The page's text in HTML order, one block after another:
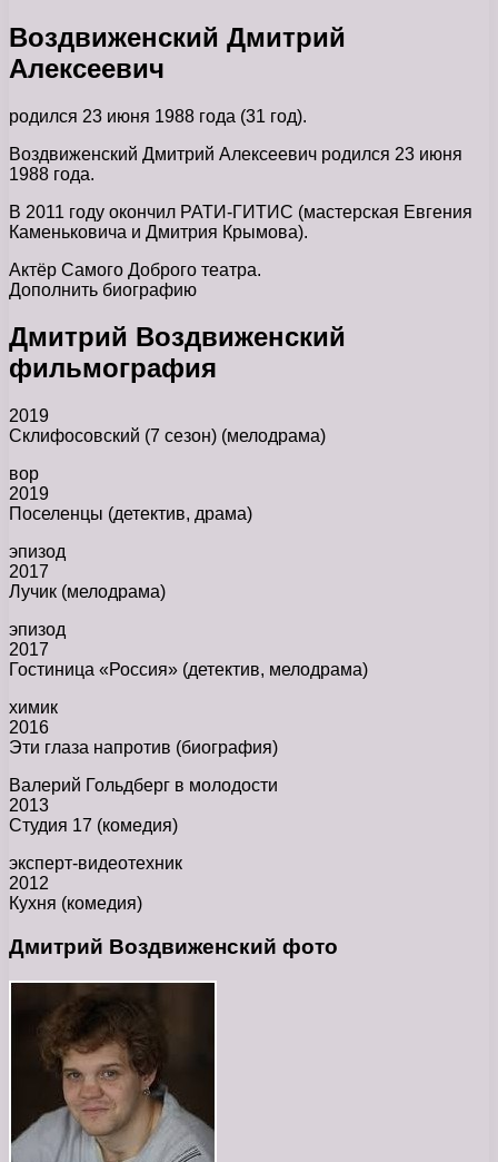
Воздвиженский Дмитрий
Алексеевич
родился 23 июня 1988 года (31 год).
Воздвиженский Дмитрий Алексеевич родился 23 июня
1988 года.
В 2011 году окончил РАТИ-ГИТИС (мастерская Евгения
Каменьковича и Дмитрия Крымова).
Актёр Самого Доброго театра.
Дополнить биографию
Дмитрий Воздвиженский
фильмография
2019
Склифосовский (7 сезон) (мелодрама)
вор
2019
Поселенцы (детектив, драма)
эпизод
2017
Лучик (мелодрама)
эпизод
2017
Гостиница «Россия» (детектив, мелодрама)
химик
2016
Эти глаза напротив (биография)
Валерий Гольдберг в молодости
2013
Студия 17 (комедия)
эксперт-видеотехник
2012
Кухня (комедия)
Дмитрий Воздвиженский фото